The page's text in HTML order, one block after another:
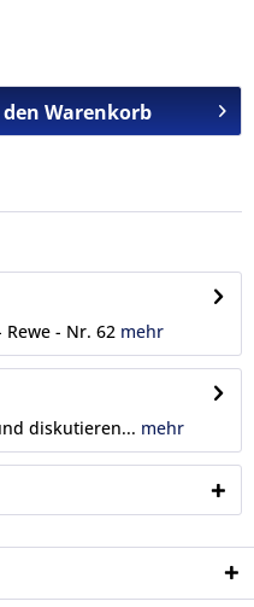
Warenkorb
Rewe - Nr. 62 mehr
diskutieren... mehr